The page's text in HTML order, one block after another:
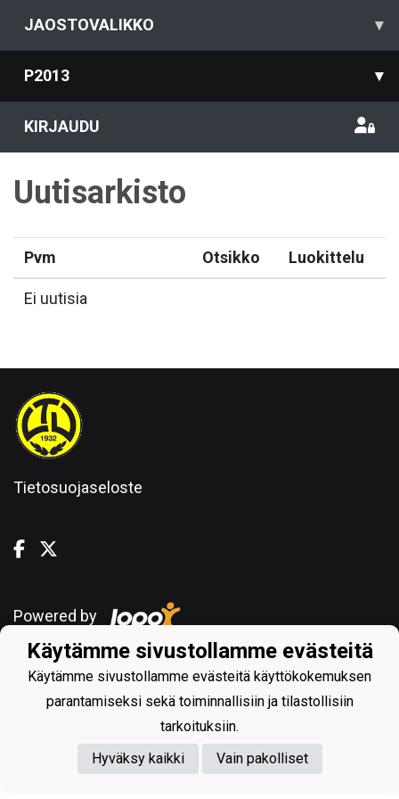
JAOSTOVALIKKO ▾
P2013 ▾
KIRJAUDU
Uutisarkisto
Pvm Otsikko Luokittelu
Ei uutisia
Tietosuojaseloste
Powered by
Käytämme sivustollamme evästeitä
Käytämme sivustollamme evästeitä käyttökokemuksen
parantamiseksi sekä toiminnallisiin ja tilastollisiin
tarkoituksiin.
Hyväksy kaikki
Vain pakolliset